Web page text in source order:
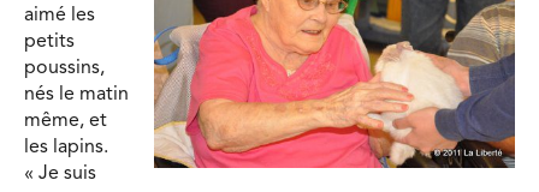
aimé les
petits
poussins,
nés le matin
même, et
les lapins.
« Je suis